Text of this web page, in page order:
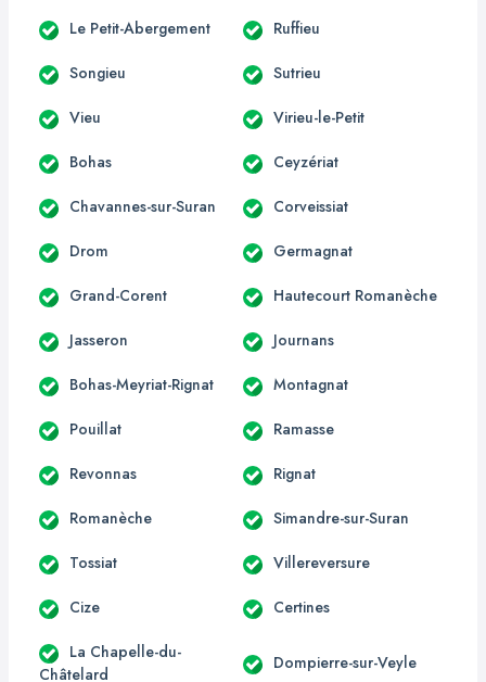
Le Petit-Abergement Ruffieu
Songieu Sutrieu
Vieu Virieu-le-Petit
Bohas Ceyzériat
Chavannes-sur-Suran Corveissiat
Drom Germagnat
Grand-Corent Hautecourt Romanèche
Jasseron Journans
Bohas-Meyriat-Rignat Montagnat
Pouillat Ramasse
Revonnas Rignat
Romanèche Simandre-sur-Suran
Tossiat Villereversure
Cize Certines
La Chapelle-du-
Châtelard
Dompierre-sur-Veyle